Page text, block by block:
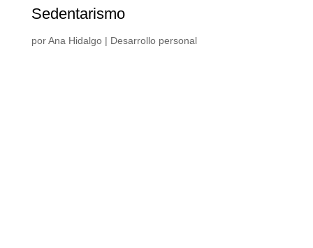
Sedentarismo
porAna Hidalgo| Desarrollo personal